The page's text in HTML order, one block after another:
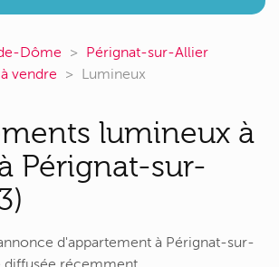
Dôme
Pérignat-sur-Allier
vendre
Lumineux
lumineux à
Pérignat-sur-
d'appartement à Pérignat-sur-